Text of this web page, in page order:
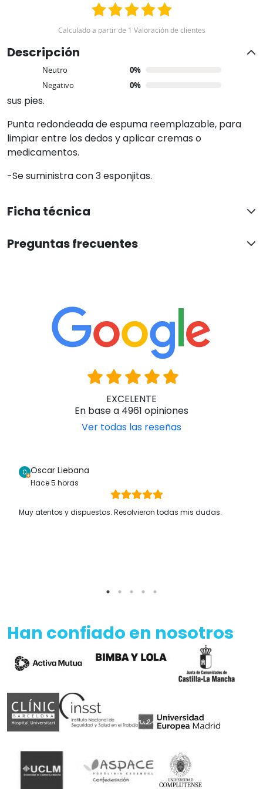
Calculado a partir de 1 Valoración de clientes
Positivo
Neutro
0%
Negativo
0%
Descripción
ideal para higiene de las extremidades
inferiores de personas con dificultad para alcanzar
sus pies.
Punta redondeada de espuma reemplazable, para
limpiar entre los dedos y aplicar cremas o
medicamentos.
-Se suministra con 3 esponjitas.
Ficha técnica
Preguntas frecuentes
EXCELENTE
En base a 4961 opiniones
Ver todas las reseñas
Oscar Liebana
Hace 5 horas
Muy atentos y dispuestos. Resolvieron todas mis dudas.
Han confiado en nosotros